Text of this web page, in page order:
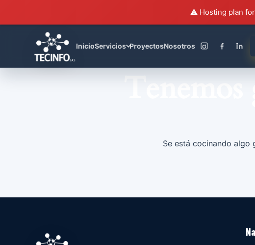
⚠️ Hosting plan
InicioServicios ProyectosNosotros
Tenemos
Se está cocinando algo